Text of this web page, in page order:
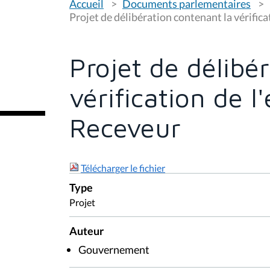
o
u
s
s
i
Accueil
Documents parlementaires
Projet de délibération contenant la
Projet de
vérification de
Receveur
Télécharger le fichier
Type
Projet
Auteur
Gouvernement